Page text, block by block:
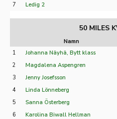
7
Ledig 2
50 MILES
Namn
1
Johanna Näyhä, Bytt klass
2
Magdalena Aspengren
3
Jenny Josefsson
4
Linda Lönneberg
5
Sanna Österberg
6
Karolina Biwall Hellman